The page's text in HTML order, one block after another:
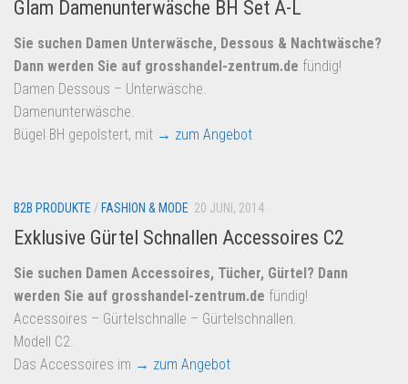
Glam Damenunterwäsche BH Set A-L
Sie suchen Damen Unterwäsche, Dessous & Nachtwäsche?
Dann werden Sie auf grosshandel-zentrum.de fündig!
Damen Dessous – Unterwäsche.
Damenunterwäsche.
Bügel BH gepolstert, mit → zum Angebot
B2B PRODUKTE / FASHION & MODE 20 JUNI, 2014
Exklusive Gürtel Schnallen Accessoires C2
Sie suchen Damen Accessoires, Tücher, Gürtel? Dann
werden Sie auf grosshandel-zentrum.de fündig!
Accessoires – Gürtelschnalle – Gürtelschnallen.
Modell C2.
Das Accessoires im → zum Angebot